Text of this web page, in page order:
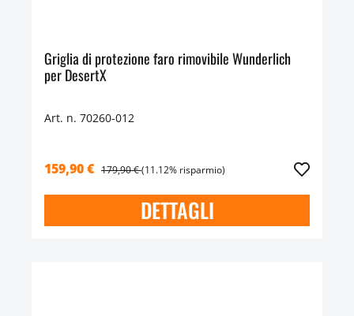
Griglia di protezione faro rimovibile Wunderlich
per DesertX
Art. n. 70260-012
159,90 € 179,90 €(11.12% risparmio)
DETTAGLI